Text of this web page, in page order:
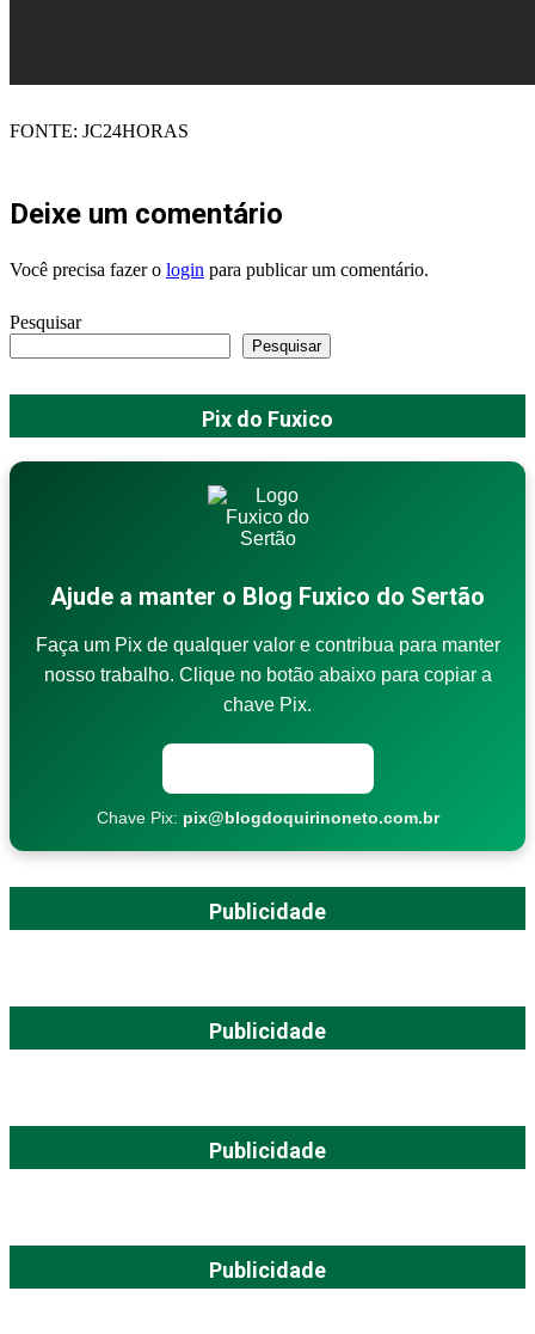
FONTE: JC24HORAS
Deixe um comentário
Você precisa fazer o login para publicar um comentário.
Pesquisar
Pesquisar
Pix do Fuxico
Ajude a manter o Blog Fuxico do Sertão
Faça um Pix de qualquer valor e contribua para manter
nosso trabalho. Clique no botão abaixo para copiar a
chave Pix.
Chave Pix: pix@blogdoquirinoneto.com.br
Publicidade
Publicidade
Publicidade
Publicidade